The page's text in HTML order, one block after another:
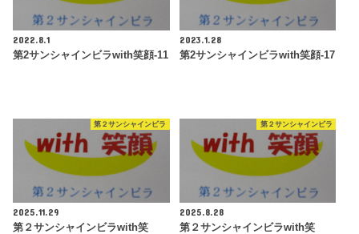
2022.8.1
第2サンシャインビラwith笑顔-11
2023.1.28
第2サンシャインビラwith笑顔-17
第２サンシャインビラ
2025.11.29
第２サンシャインビラwith笑
第２サンシャインビラ
2025.8.28
第２サンシャインビラwith笑